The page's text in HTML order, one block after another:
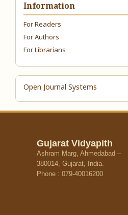
Information
For Readers
For Authors
For Librarians
Open Journal Systems
Gujarat Vidyapith
Ashram Marg, Ahmedabad –
380014, Gujarat, India.
Phone : 079-40016200